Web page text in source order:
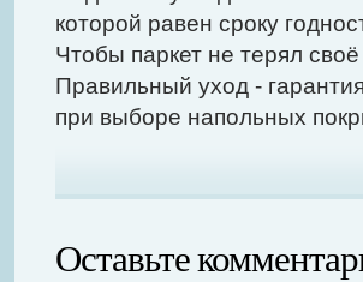
которой равен сроку
Чтобы паркет не терял
Правильный уход -
при выборе напольных
Оставьте